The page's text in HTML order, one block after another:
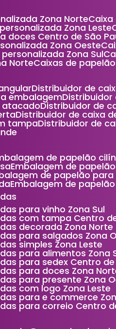
Zona Norte
Zona Leste
doces Centro de São
Zona Oeste
Zona Sul
Norte
Caixas de
Distribuidor de
embalagem
atacado Distribuidor de
Distribuidor de caixa
tampa Distribuidor de
de papelão
Embalagem de
de papelão
Embalagem de
para vinho Zona Sul
com tampa Centro
decorada Zona Norte
para salgados Zona
simples Zona Leste
para alimentos Zona
para sedex Centro
para doces Zona
para presente Zona
com logo Zona Leste
para e commerce
para correio Centro